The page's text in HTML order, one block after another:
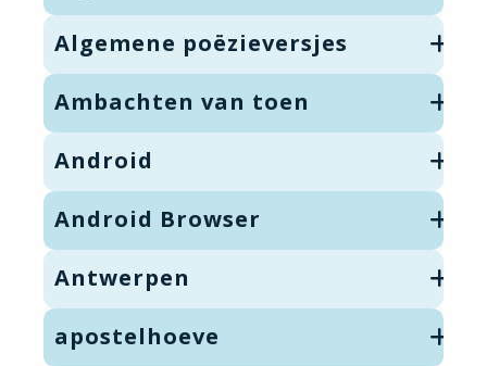
Algemene poëzieversjes
Ambachten van toen
Android
Android Browser
Antwerpen
apostelhoeve